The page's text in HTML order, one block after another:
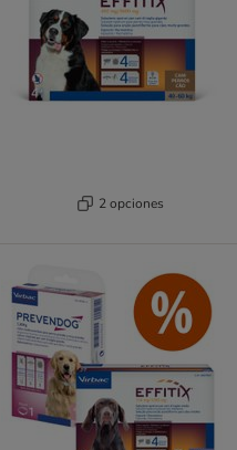
2 opciones